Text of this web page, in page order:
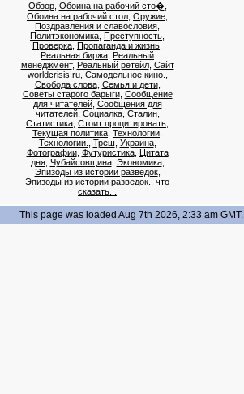
Обзор, Обоина на рабочий сто�,
Обоина на рабочий стол Оружие
Поздравления и славословия
Политэкономика Преступность
Проверка Пропаганда и жизнь
Реальная биржа Реальный
менеджмент, Реальный ретейл, Сайт
worldcrisis.ru, Самодельное кино.
Свобода слова, Семья и дети,
Советы старого барыги, Сообщение
для читателей, Сообщения для
читателей, Социалка, Сталин,
Статистика Стоит процитировать
Текущая политика Технологии
Технологии.
Треш Украина,
Фотографии, Футуристика, Цитата
дня, Чубайсовщина, Экономика,
Эпизоды из истории разведок,
Эпизоды из истории разведок.
что
сказать...
This page was loaded Aug 7th 2026, 2:33 am GMT.